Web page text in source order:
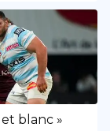
et blanc »